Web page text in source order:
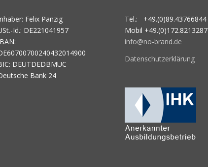
Felix Panzig
Id.: DE221041957
DEUTDEDBMUC
Bank 24
Tel.: +49.(0)89.43766844
Mobil +49.(0)172.8213287
info@no-brand.de
Datenschutzerklärung